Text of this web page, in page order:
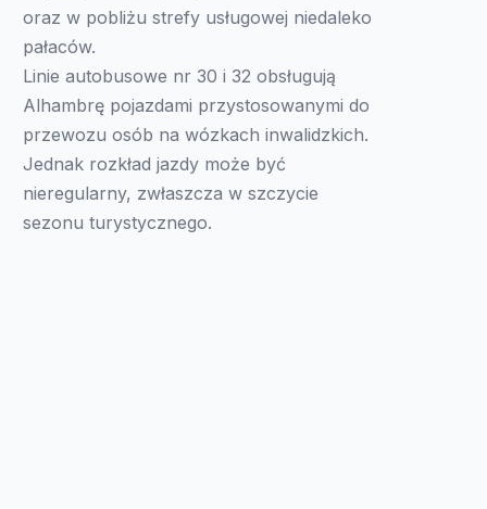
oraz w pobliżu strefy usługowej niedaleko
pałaców.
Linie autobusowe nr 30 i 32 obsługują
Alhambrę pojazdami przystosowanymi do
przewozu osób na wózkach inwalidzkich.
Jednak rozkład jazdy może być
nieregularny, zwłaszcza w szczycie
sezonu turystycznego.